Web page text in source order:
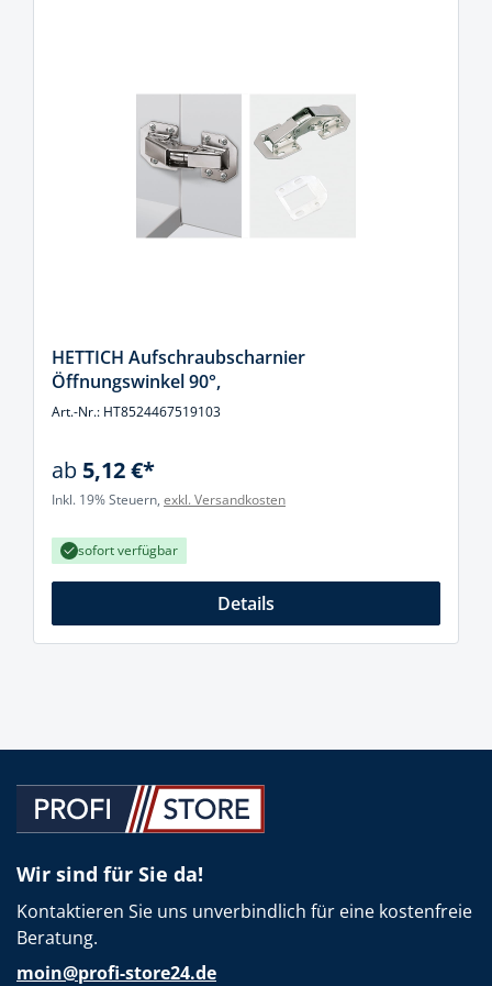
HETTICH Aufschraubscharnier
Öffnungswinkel 90°,
Art.-Nr.: HT8524467519103
ab 5,12 €*
Inkl. 19% Steuern, exkl. Versandkosten
sofort verfügbar
Details
Wir sind für Sie da!
Kontaktieren Sie uns unverbindlich für eine kostenfreie
Beratung.
moin@profi-store24.de